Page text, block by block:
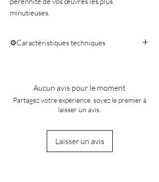
minutieuses.
⚙️Caractéristiques techniques
Aucun avis pour le moment
Partagez votre expérience, soyez le premier à
laisser un avis.
Laisser un avis